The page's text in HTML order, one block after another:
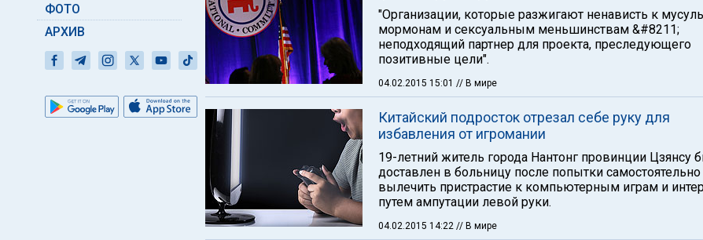
ФОТО
АРХИВ
"Организации, которые разжигают ненависть к
мормонам и сексуальным меньшинствам &#8211;
неподходящий партнер для проекта, преследующего
позитивные цели".
04.02.2015 15:01 // В мире
Китайский подросток отрезал себе руку для
избавления от игромании
19-летний житель города Нантонг провинции Цзянсу
доставлен в больницу после попытки самостоятельно
вылечить пристрастие к компьютерным играм и
путем ампутации левой руки.
04.02.2015 14:22 // В мире